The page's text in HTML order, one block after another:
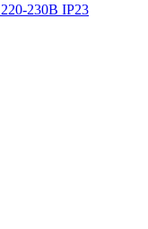
230В IP23